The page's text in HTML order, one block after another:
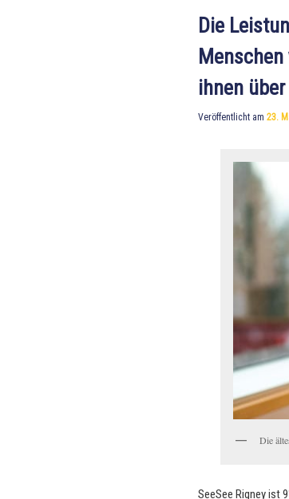
Die
ihnen
Veröffentlicht am 23.
Die
SeeSee Rigney ist